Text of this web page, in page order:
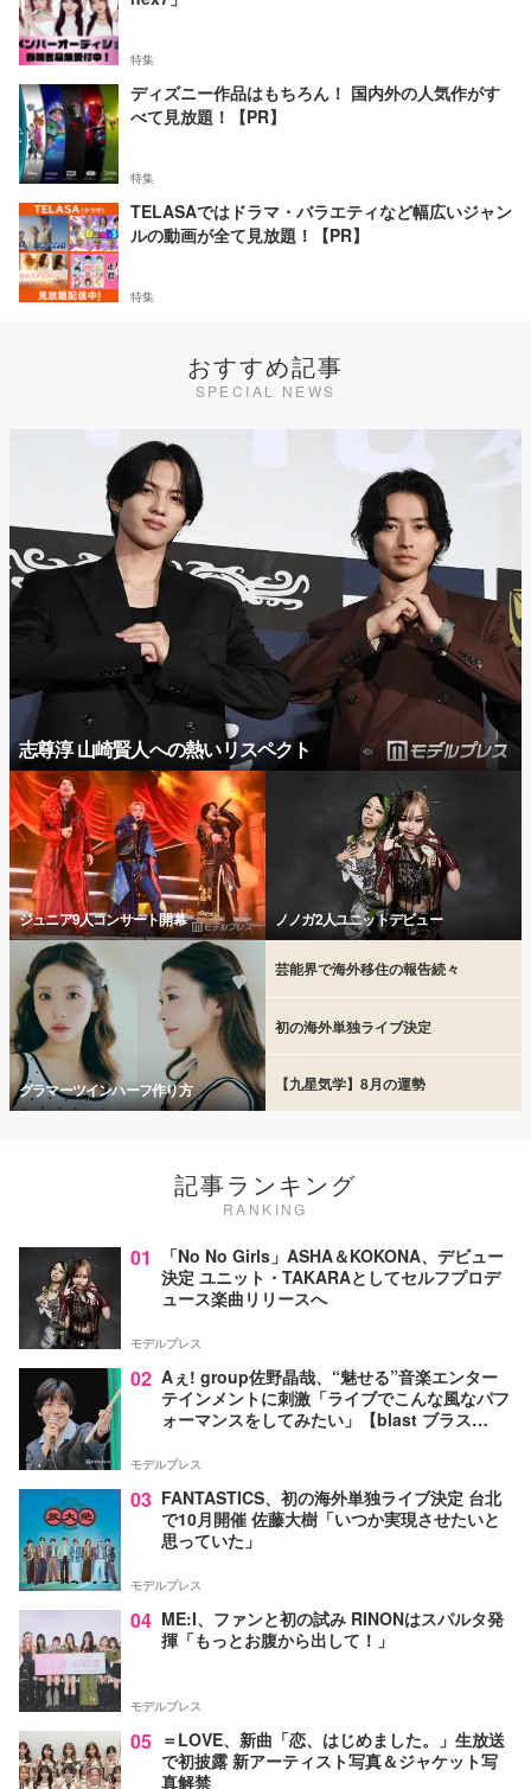
特集
ディズニー作品はもちろん！ 国内外の人気作がす
べて見放題！【PR】
特集
TELASAではドラマ・バラエティなど幅広いジャン
ルの動画が全て見放題！【PR】
特集
おすすめ記事
SPECIAL NEWS
志尊淳 山崎賢人への熱いリスペクト
ジュニア9人コンサート開幕 ノノガ2人ユニットデビュー
グラマーツインハーフ作り方
芸能界で海外移住の報告続々
初の海外単独ライブ決定
【九星気学】8月の運勢
記事ランキング
RANKING
01
「No No Girls」ASHA＆KOKONA、デビュー
決定 ユニット・TAKARAとしてセルフプロデ
ュース楽曲リリースへ
モデルプレス
02 Aぇ! group佐野晶哉、“魅せる”音楽エンター
テインメントに刺激「ライブでこんな風なパフ
ォーマンスをしてみたい」【blast ブラス
モデルプレス
03 FANTASTICS、初の海外単独ライブ決定 台北
で10月開催 佐藤大樹「いつか実現させたいと
思っていた」
モデルプレス
04 ME:I、ファンと初の試み RINONはスパルタ発
揮「もっとお腹から出して！」
モデルプレス
05 ＝LOVE、新曲「恋、はじめました。」生放送
で初披露 新アーティスト写真＆ジャケット写
真解禁